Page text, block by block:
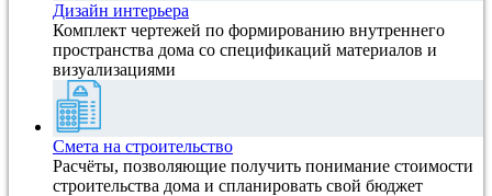
Дизайн интерьера
Комплект чертежей по формированию внутреннего
пространства дома со спецификаций материалов и
визуализациями
Смета на строительство
Расчёты, позволяющие получить понимание стоимости
строительства дома и спланировать свой бюджет